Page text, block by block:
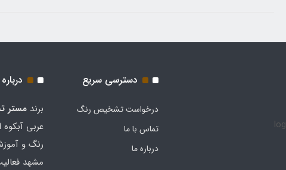
دسترسی سریع
درخواست تشخیص رنگ
تماس با ما
درباره ما
برند مستر
رنگ و
مشهد